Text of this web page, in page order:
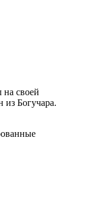
на своей
Богучара.